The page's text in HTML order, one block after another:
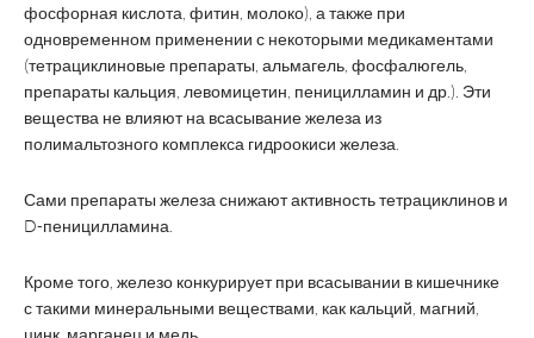
фосфорная кислота, фитин, молоко), а также при
одновременном применении с некоторыми медикаментами
(тетрациклиновые препараты, альмагель, фосфалюгель,
препараты кальция, левомицетин, пеницилламин и др.). Эти
вещества не влияют на всасывание железа из
полимальтозного комплекса гидроокиси железа.
Сами препараты железа снижают активность тетрациклинов и
D-пеницилламина.
Кроме того, железо конкурирует при всасывании в кишечнике
с такими минеральными веществами, как кальций, магний,
цинк, марганец и медь.